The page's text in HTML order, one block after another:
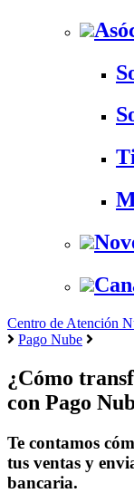
Centro de Atención
Pago Nube
¿Cómo
con Pago
Te contamos
tus ventas y
bancaria.